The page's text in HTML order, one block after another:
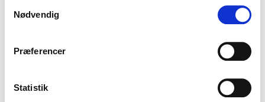
Nødvendig
Præferencer
Statistik